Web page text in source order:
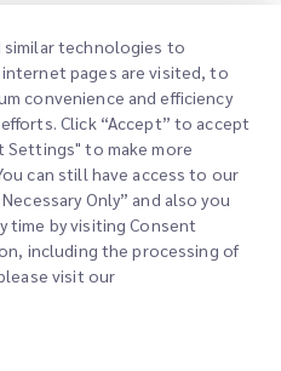
similar technologies to
pages are visited, to
convenience and efficiency
Click “Accept” to accept
Settings" to make more
can still have access to our
Only” and also you
time by visiting Consent
including the processing of
visit our